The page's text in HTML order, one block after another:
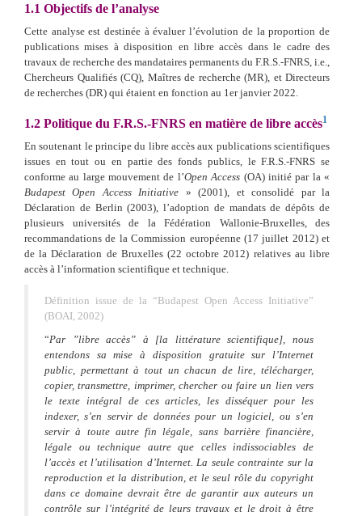
1.1 Objectifs de l’analyse
Cette analyse est destinée à évaluer l’évolution de la proportion de
publications mises à disposition en libre accès dans le cadre des
travaux de recherche des mandataires permanents du F.R.S.-FNRS, i.e.,
Chercheurs Qualifiés (CQ), Maîtres de recherche (MR), et Directeurs
de recherches (DR) qui étaient en fonction au 1er janvier 2022.
1.2 Politique du F.R.S.-FNRS en matière de libre accès1
En soutenant le principe du libre accès aux publications scientifiques
issues en tout ou en partie des fonds publics, le F.R.S.-FNRS se
conforme au large mouvement de l’Open Access (OA) initié par la «
Budapest Open Access Initiative » (2001), et consolidé par la
Déclaration de Berlin (2003), l’adoption de mandats de dépôts de
plusieurs universités de la Fédération Wallonie-Bruxelles, des
recommandations de la Commission européenne (17 juillet 2012) et
de la Déclaration de Bruxelles (22 octobre 2012) relatives au libre
accès à l’information scientifique et technique.
Définition issue de la “Budapest Open Access Initiative”
(BOAI, 2002)
“Par ”libre accès” à [la littérature scientifique], nous
entendons sa mise à disposition gratuite sur l’Internet
public, permettant à tout un chacun de lire, télécharger,
copier, transmettre, imprimer, chercher ou faire un lien vers
le texte intégral de ces articles, les disséquer pour les
indexer, s’en servir de données pour un logiciel, ou s’en
servir à toute autre fin légale, sans barrière financière,
légale ou technique autre que celles indissociables de
l’accès et l’utilisation d’Internet. La seule contrainte sur la
reproduction et la distribution, et le seul rôle du copyright
dans ce domaine devrait être de garantir aux auteurs un
contrôle sur l’intégrité de leurs travaux et le droit à être